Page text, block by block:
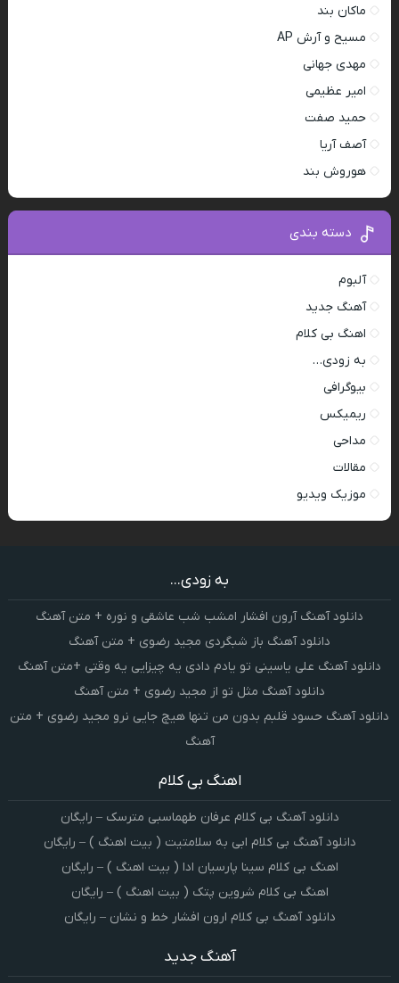
ماکان بند
مسیح و آرش AP
مهدی جهانی
امیر عظیمی
حمید صفت
آصف آریا
هوروش بند
دسته بندی
آلبوم
آهنگ جدید
اهنگ بی کلام
به زودی…
بیوگرافی
ریمیکس
مداحی
مقالات
موزیک ویدیو
به زودی...
دانلود آهنگ آرون افشار امشب شب عاشقی و نوره + متن آهنگ
دانلود آهنگ باز شبگردی مجید رضوی + متن آهنگ
دانلود آهنگ علی یاسینی تو یادم دادی یه چیزایی یه وقتی +متن آهنگ
دانلود آهنگ مثل تو از مجید رضوی + متن آهنگ
دانلود آهنگ حسود قلبم بدون من تنها هیچ جایی نرو مجید رضوی + متن
آهنگ
اهنگ بی کلام
دانلود آهنگ بی کلام عرفان طهماسبی مترسک – رایگان
دانلود آهنگ بی کلام ابی به سلامتیت ( بیت اهنگ ) – رایگان
اهنگ بی کلام سینا پارسیان ادا ( بیت اهنگ ) – رایگان
اهنگ بی کلام شروین پتک ( بیت اهنگ ) – رایگان
دانلود آهنگ بی کلام ارون افشار خط و نشان – رایگان
آهنگ جدید